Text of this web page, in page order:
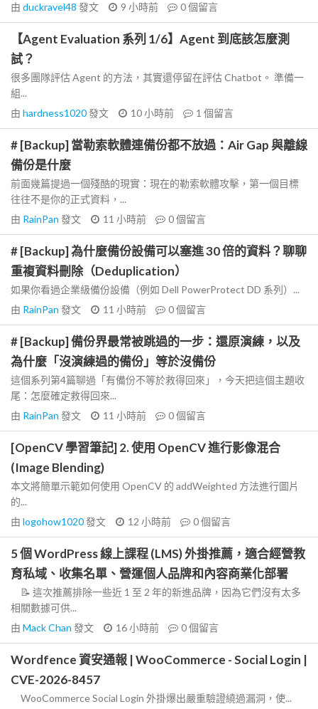
由 duckravel48 發文 9 小時前 0個留言
【Agent Evaluation 系列 1/6】Agent 到底該怎麼測
試？
很多團隊評估 Agent 的方法，其實還停留在評估 Chatbot。 準備一
組...
由 hardness1020發文 10 小時前 1 個留言
# [Backup] 當勒索軟體連備份都不放過：Air Gap 與離線
備份是什麼
前面幾篇提過一個殘酷的現實：現在的勒索軟體攻擊，第一個目標
往往不是你的正式資料，...
由 RainPan 發文 11 小時前 0個留言
# [Backup] 為什麼備份設備可以塞進 30 倍的資料？聊聊
重複資料刪除（Deduplication）
如果你看過企業級備份設備（例如 Dell PowerProtect DD 系列）...
由 RainPan 發文 11 小時前 0個留言
# [Backup] 備份界最常被跳過的一步：還原演練，以及
為什麼「沒演練過的備份」等於沒備份
這個系列第4篇聊過「有備份不等於救得回來」，今天把這個主題收
尾：怎麼確定救得回來...
由 RainPan 發文 11 小時前 0個留言
[OpenCV 學習筆記] 2. 使用 OpenCV 進行影像混合
(Image Blending)
本文將簡單示範如何使用 OpenCV 的 addWeighted 方法進行圖片
的...
由 logohow1020發文 12 小時前 0個留言
5 個 WordPress 線上課程 (LMS) 外掛推薦，適合經營教
育私域、收集名單、營運個人品牌和內容商業化部署
📝 這次推薦排除一些近 1 至 2 年的新進品牌，因為它們沒有太多
相關數據可供...
由 Mack Chan 發文 16 小時前 0個留言
Wordfence 資安通報 | WooCommerce - Social Login |
CVE-2026-8457
WooCommerce Social Login 外掛爆出嚴重驗證繞過漏洞，使...